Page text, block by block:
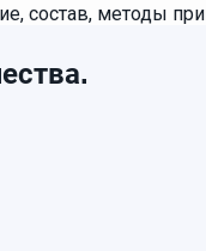
состав, методы